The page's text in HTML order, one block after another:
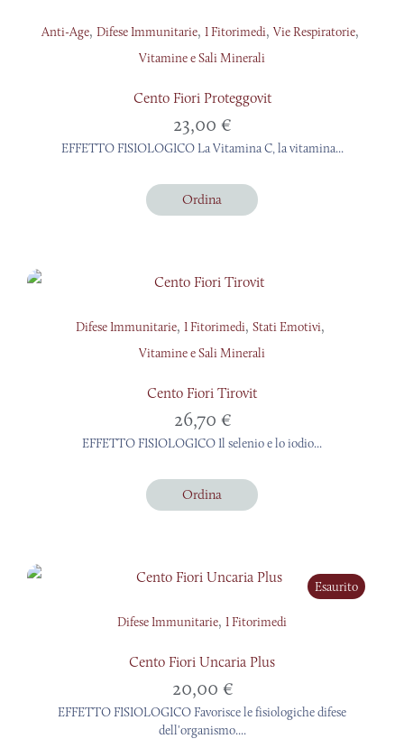
Anti-Age, Difese Immunitarie, I Fitorimedi, Vie Respiratorie,
Vitamine e Sali Minerali
Cento Fiori Proteggovit
23,00 €
EFFETTO FISIOLOGICO La Vitamina C, la vitamina...
Ordina
Difese Immunitarie, I Fitorimedi, Stati Emotivi,
Vitamine e Sali Minerali
Cento Fiori Tirovit
26,70 €
EFFETTO FISIOLOGICO Il selenio e lo iodio...
Ordina
Esaurito
Difese Immunitarie, I Fitorimedi
Cento Fiori Uncaria Plus
20,00 €
EFFETTO FISIOLOGICO Favorisce le fisiologiche difese
dell'organismo....